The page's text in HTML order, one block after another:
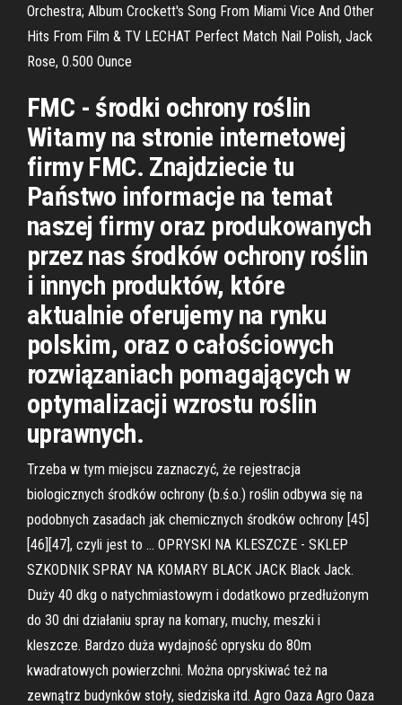
Orchestra; Album Crockett's Song From Miami Vice And Other
Hits From Film & TV LECHAT Perfect Match Nail Polish, Jack
Rose, 0.500 Ounce
FMC - środki ochrony roślin
Witamy na stronie internetowej
firmy FMC. Znajdziecie tu
Państwo informacje na temat
naszej firmy oraz produkowanych
przez nas środków ochrony roślin
i innych produktów, które
aktualnie oferujemy na rynku
polskim, oraz o całościowych
rozwiązaniach pomagających w
optymalizacji wzrostu roślin
uprawnych.
Trzeba w tym miejscu zaznaczyć, że rejestracja
biologicznych środków ochrony (b.ś.o.) roślin odbywa się na
podobnych zasadach jak chemicznych środków ochrony [45]
[46][47], czyli jest to ... OPRYSKI NA KLESZCZE - SKLEP
SZKODNIK SPRAY NA KOMARY BLACK JACK Black Jack.
Duży 40 dkg o natychmiastowym i dodatkowo przedłużonym
do 30 dni działaniu spray na komary, muchy, meszki i
kleszcze. Bardzo duża wydajność oprysku do 80m
kwadratowych powierzchni. Można opryskiwać też na
zewnątrz budynków stoły, siedziska itd. Agro Oaza Agro Oaza